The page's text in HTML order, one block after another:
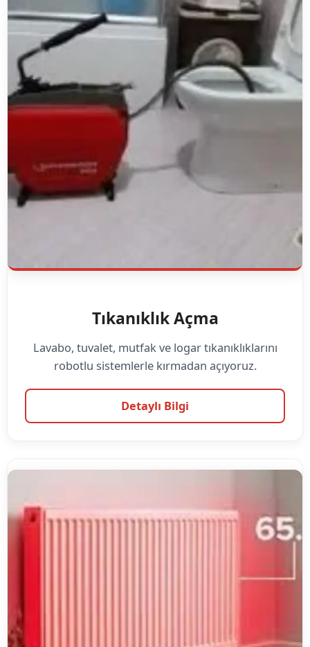
Tıkanıklık Açma
Lavabo, tuvalet, mutfak ve logar tıkanıklıklarını
robotlu sistemlerle kırmadan açıyoruz.
Detaylı Bilgi